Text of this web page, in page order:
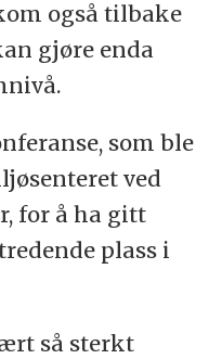
også tilbake
gjøre enda
som ble
ved
for å ha gitt
plass i
så sterkt